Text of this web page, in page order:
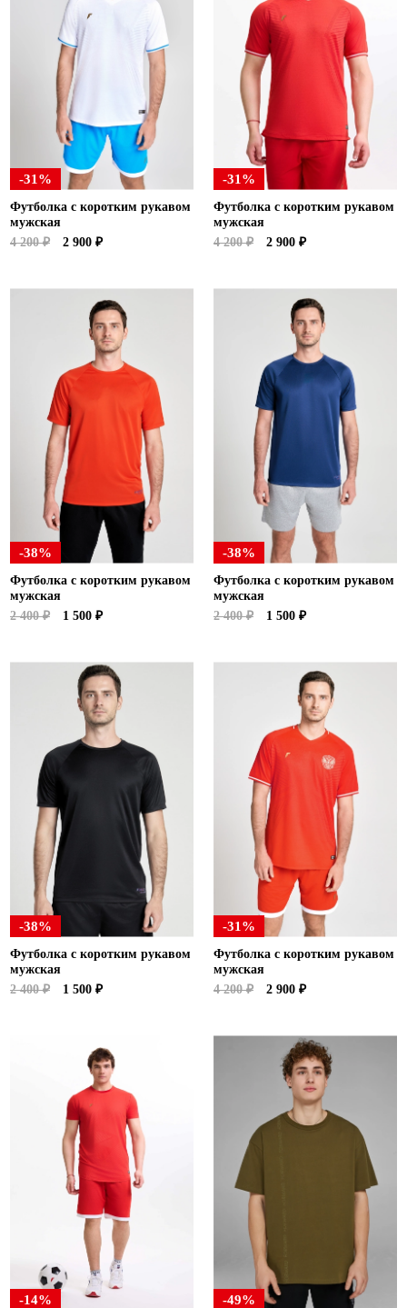
-31%
Футболка с коротким рукавом
мужская
4 200 ₽
2 900 ₽
-31%
Футболка с коротким рукавом
мужская
4 200 ₽
2 900 ₽
-38%
Футболка с коротким рукавом
мужская
2 400 ₽
1 500 ₽
-38%
Футболка с коротким рукавом
мужская
2 400 ₽
1 500 ₽
-38%
Футболка с коротким рукавом
мужская
2 400 ₽
1 500 ₽
-31%
Футболка с коротким рукавом
мужская
4 200 ₽
2 900 ₽
-14% -49%